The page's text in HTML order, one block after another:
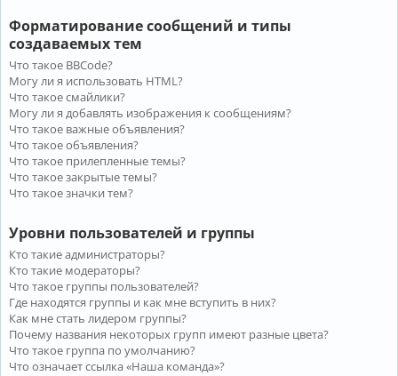
Форматирование сообщений и типы
создаваемых тем
Что такое BBCode?
Могу ли я использовать HTML?
Что такое смайлики?
Могу ли я добавлять изображения к сообщениям?
Что такое важные объявления?
Что такое объявления?
Что такое прилепленные темы?
Что такое закрытые темы?
Что такое значки тем?
Уровни пользователей и группы
Кто такие администраторы?
Кто такие модераторы?
Что такое группы пользователей?
Где находятся группы и как мне вступить в них?
Как мне стать лидером группы?
Почему названия некоторых групп имеют разные цвета?
Что такое группа по умолчанию?
Что означает ссылка «Наша команда»?